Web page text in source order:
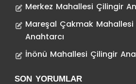
Merkez Mahallesi Çilingir
Mareşal Çakmak
Anahtarcı
İnönü Mahallesi Çilingir
SON YORUMLAR